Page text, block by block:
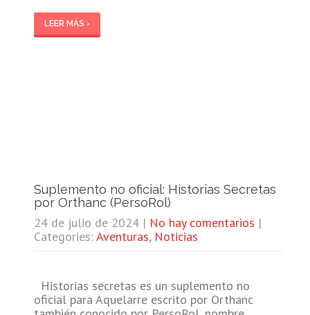
LEER MÁS ›
Suplemento no oficial: Historias Secretas
por Orthanc (PersoRol)
24 de julio de 2024 | No hay comentarios |
Categories:Aventuras, Noticias
Historias secretas es un suplemento no
oficial para Aquelarre escrito por Orthanc